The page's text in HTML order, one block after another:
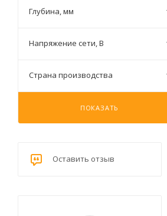
Глубина, мм
Напряжение сети, В
Страна производства
ПОКАЗАТЬ
Оставить отзыв